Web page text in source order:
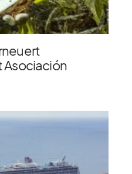
Asociación